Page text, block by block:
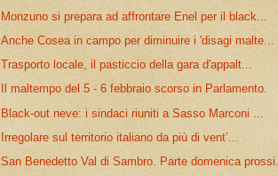
Monzuno si prepara ad affrontare Enel per il black...
Anche Cosea in campo per diminuire i 'disagi malte...
Trasporto locale, il pasticcio della gara d'appalt...
Il maltempo del 5 - 6 febbraio scorso in Parlamento.
Black-out neve: i sindaci riuniti a Sasso Marconi ...
Irregolare sul territorio italiano da più di vent’...
San Benedetto Val di Sambro. Parte domenica